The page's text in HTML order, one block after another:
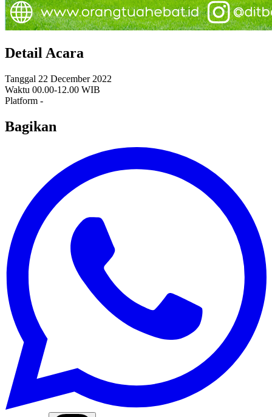
Detail Acara
Tanggal 22 December 2022
Waktu 00.00-12.00 WIB
Platform -
Bagikan